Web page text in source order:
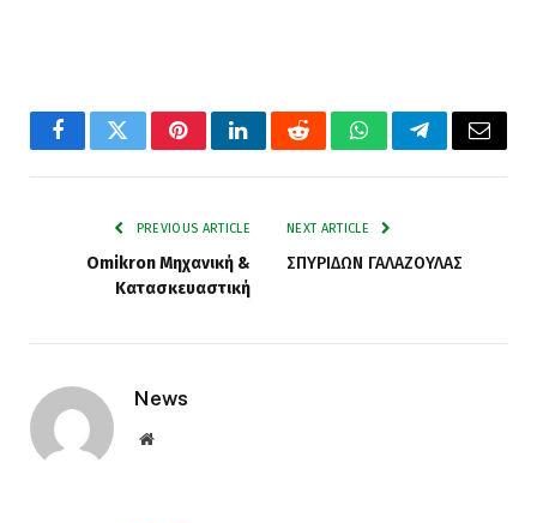
FacebookTwitterPinterestLinkedInRedditWhatsAppTelegramEmail
PREVIOUS ARTICLE
Omikron Μηχανική &
Κατασκευαστική
NEXT ARTICLE
ΣΠΥΡΙΔΩΝ ΓΑΛΑΖΟΥΛΑΣ
News
Website